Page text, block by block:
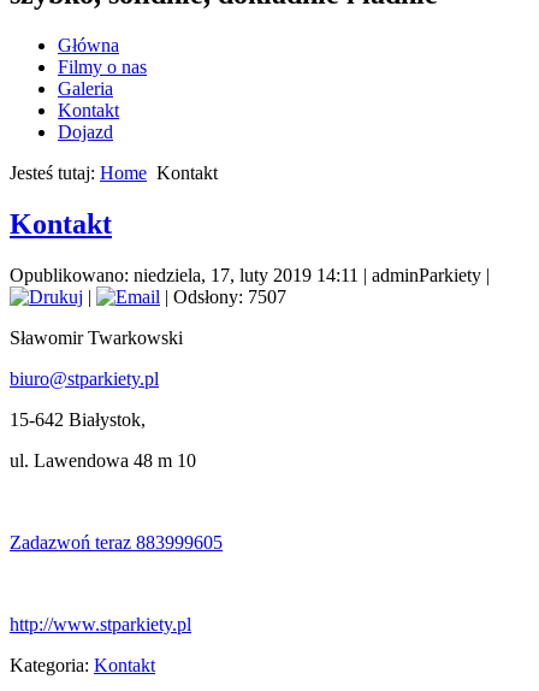
Główna
Filmy o nas
Galeria
Kontakt
Dojazd
Jesteś tutaj: Home Kontakt
Kontakt
Opublikowano: niedziela, 17, luty 2019 14:11 | adminParkiety |
|
| Odsłony: 7507
Sławomir Twarkowski
biuro@stparkiety.pl
15-642 Białystok,
ul. Lawendowa 48 m 10
Zadazwoń teraz 883999605
http://www.stparkiety.pl
Kategoria: Kontakt